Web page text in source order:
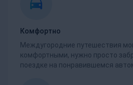
Комфортно
Междугородние путешествия
комфортными, нужно просто
поездке на понравившемся